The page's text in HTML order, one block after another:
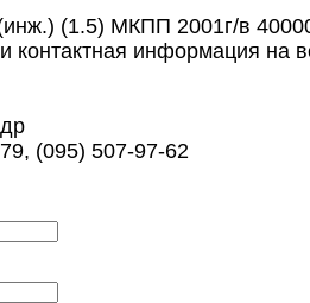
(1.5) МКПП 2001г/в
контактная информация на
(095) 507-97-62